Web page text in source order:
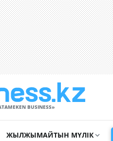
BUSINESS»
ЖЫЛЖЫМАЙТЫН МҮЛІК